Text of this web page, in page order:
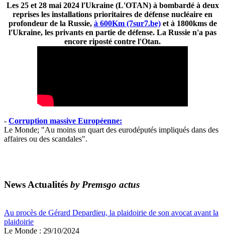
Les 25 et 28 mai 2024 l'Ukraine (L'OTAN) à bombardé à deux
reprises les installations prioritaires de défense nucléaire en
profondeur de la Russie, à 600Km (7sur7.be)et à 1800kms de
l'Ukraine, les privants en partie de défense. La Russie n'a pas
encore riposté contre l'Otan.
- Corruption massive Européenne:
Le Monde; "Au moins un quart des eurodéputés impliqués dans des
affaires ou des scandales".
News Actualités by Premsgo actus
Au procès de Gérard Depardieu, la plaidoirie de son avocat avant la
plaidoirie
Le Monde : 29/10/2024